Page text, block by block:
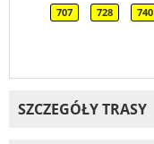
707 728 740
SZCZEGÓŁY TRASY